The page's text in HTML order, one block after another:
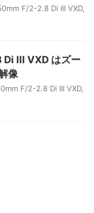
F/2-2.8 Di III VXD,
III VXD はズー
像
F/2-2.8 Di III VXD,